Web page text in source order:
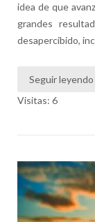
idea de que
grandes
desapercibido,
Seguir leyendo
Visitas: 6